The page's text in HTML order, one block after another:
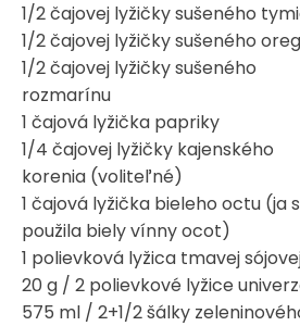
1/2 čajovej lyžičky sušeného
1/2 čajovej lyžičky sušeného
1/2 čajovej lyžičky sušeného
rozmarínu
1 čajová lyžička papriky
1/4 čajovej lyžičky kajenského
korenia (voliteľné)
1 čajová lyžička bieleho octu (ja
použila biely vínny ocot)
1 polievková lyžica tmavej
20 g / 2 polievkové lyžice
575 ml / 2+1/2 šálky